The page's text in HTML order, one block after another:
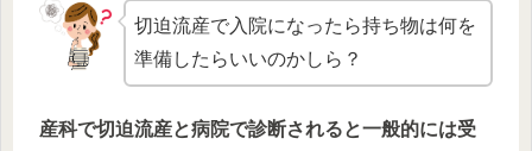
切迫流産で入院になったら持ち物は何を
準備したらいいのかしら？
産科で切迫流産と病院で診断されると一般的には受